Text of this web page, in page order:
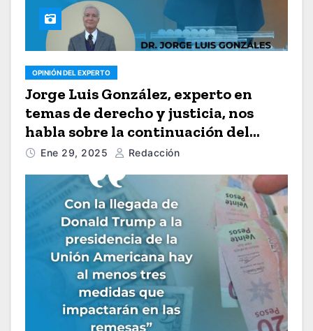
OPINIÓN DEL EXPERTO
Jorge Luis González, experto en
temas de derecho y justicia, nos
habla sobre la continuación del
«disparate» de la Reforma Judicial
Ene 29, 2025 Redacción